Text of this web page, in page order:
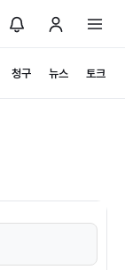
청구 뉴스 토크